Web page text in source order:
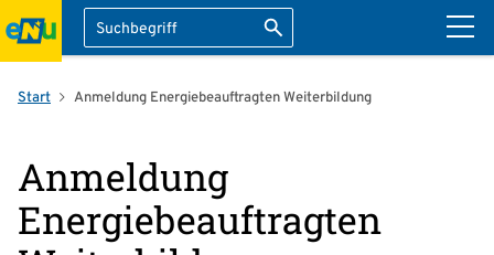
Suche Suche starten
überspringen
Start Anmeldung Energiebeauftragten Weiterbildung
Anmeldung
Energiebeauftragten